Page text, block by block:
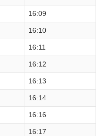
16:09
16:10
16:11
16:12
16:13
16:14
16:16
16:17